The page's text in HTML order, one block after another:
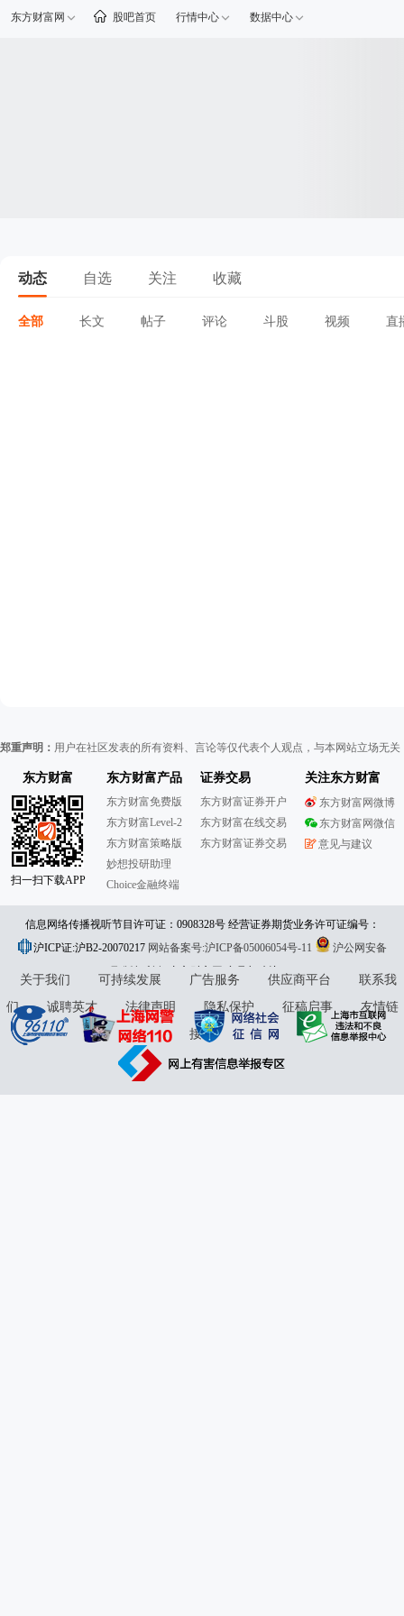
东方财富网 股吧首页 行情中心 数据中心
动态 自选 关注 收藏
全部 长文 帖子 评论 斗股 视频 直
郑重声明： 用户在社区发表的所有资料、言论等仅代表个人观点，与本网站立场无
东方财富
扫一扫下载APP
东方财富产品
东方财富免费版
东方财富Level-2
东方财富策略版
妙想投研助理
Choice金融终端
证券交易
东方财富证券开户
东方财富在线交易
东方财富证券交易
关注东方财富
东方财富网微博
东方财富网微信
意见与建议
信息网络传播视听节目许可证：0908328号 经营证券期货业务许可证编号：
913101046312860336 违法和不良信息举报:021-61278686 举报邮箱：
jubao@eastmoney.com
沪ICP证:沪B2-20070217 网站备案号:沪ICP备05006054号-11
沪公网安备
31010402000120号版权所有:东方财富网意见与建议:4000300059/952500
关于我们 可持续发展 广告服务 供应商平台
联系我
们
诚聘英才 法律声明 隐私保护 征稿启事
友情链
接